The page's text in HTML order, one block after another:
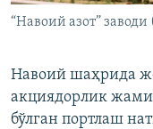
“Навоий азот” заводи
Навоий шаҳрида
акциядорлик
бўлган портлаш